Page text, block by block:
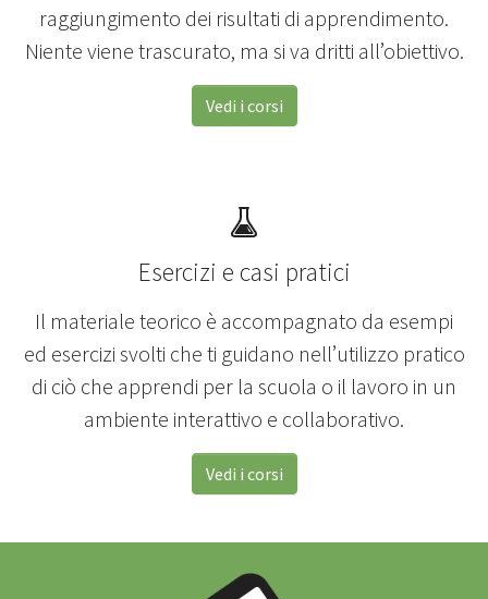
raggiungimento dei risultati di apprendimento.
Niente viene trascurato, ma si va dritti all’obiettivo.
Vedi i corsi
Esercizi e casi pratici
Il materiale teorico è accompagnato da esempi
ed esercizi svolti che ti guidano nell’utilizzo pratico
di ciò che apprendi per la scuola o il lavoro in un
ambiente interattivo e collaborativo.
Vedi i corsi